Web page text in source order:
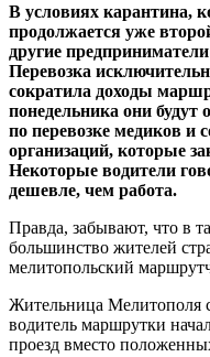
В условиях карантина,
продолжается уже
другие
Перевозка
сократила доходы
понедельника они будут
по перевозке медиков и
организаций, которые
Некоторые водители
дешевле, чем работа.
Правда, забывают, что в
большинство жителей
мелитопольский
Жительница Мелитополя
водитель маршрутки
проезд вместо